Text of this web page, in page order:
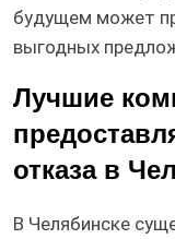
будущем может
выгодных
Лучшие
отказа в
В Челябинске